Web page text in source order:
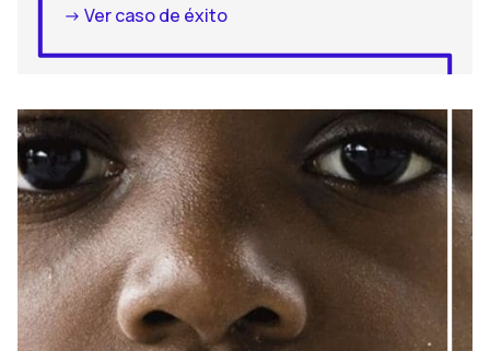
-> Ver caso de éxito